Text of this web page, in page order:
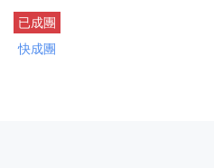
已成團
快成團